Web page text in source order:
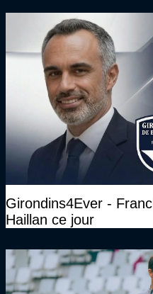
Girondins4Ever -
Haillan ce jour